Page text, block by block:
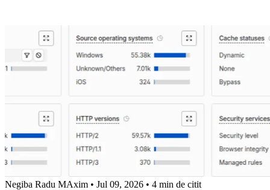
Negiba Radu MAxim • Jul 09, 2026 • 4 min de citit